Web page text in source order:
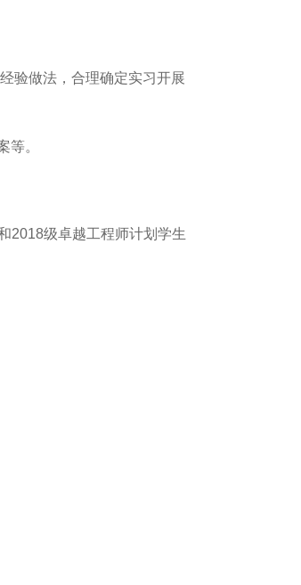
验做法，合理确定实习开展
等。
2018级卓越工程师计划学生